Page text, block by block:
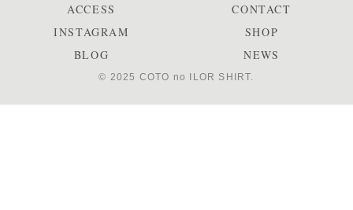
ACCESS
CONTACT
INSTAGRAM
SHOP
BLOG
NEWS
© 2025 COTO no ILOR SHIRT.